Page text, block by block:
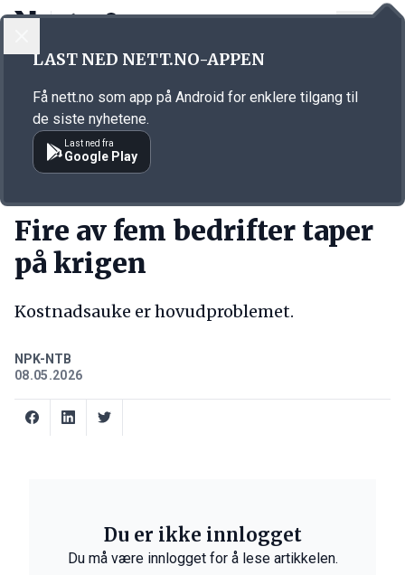
Annonsørinnhold
Fire av fem bedrifter taper
på krigen
Kostnadsauke er hovudproblemet.
NPK-NTB
08.05.2026
Du er ikke innlogget
Du må være innlogget for å lese artikkelen.
LAST NED NETT.NO-APPEN
Få nett.no som app på Android for enklere tilgang til
de siste nyhetene.
Last ned fra
Google Play